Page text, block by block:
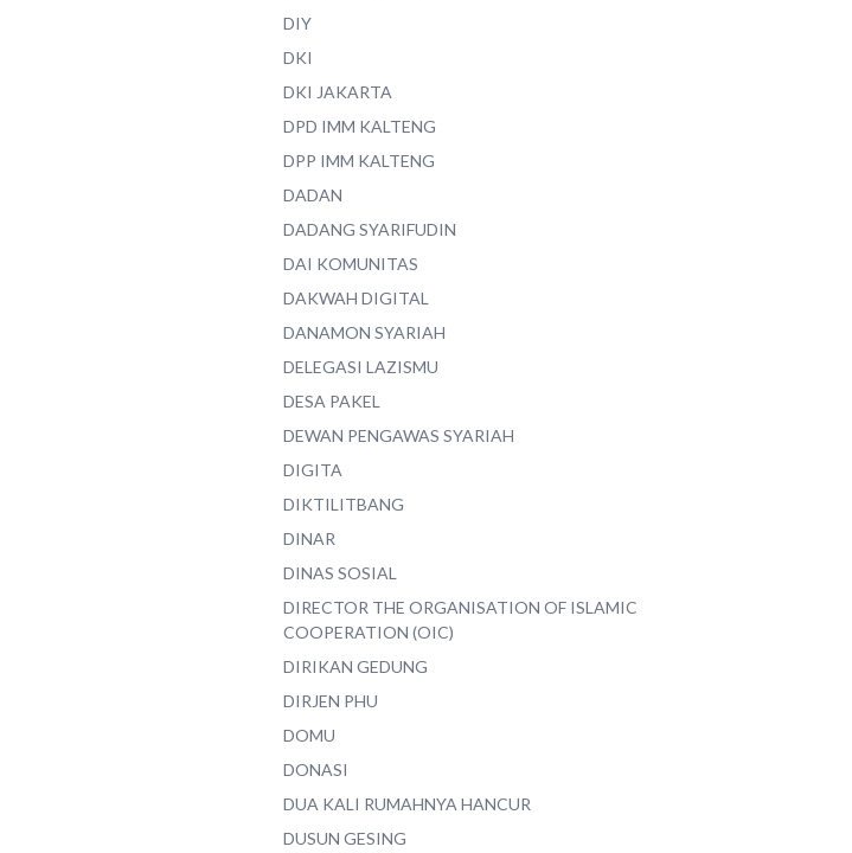
DIY
DKI
DKI JAKARTA
DPD IMM KALTENG
DPP IMM KALTENG
DADAN
DADANG SYARIFUDIN
DAI KOMUNITAS
DAKWAH DIGITAL
DANAMON SYARIAH
DELEGASI LAZISMU
DESA PAKEL
DEWAN PENGAWAS SYARIAH
DIGITA
DIKTILITBANG
DINAR
DINAS SOSIAL
DIRECTOR THE ORGANISATION OF ISLAMIC
COOPERATION (OIC)
DIRIKAN GEDUNG
DIRJEN PHU
DOMU
DONASI
DUA KALI RUMAHNYA HANCUR
DUSUN GESING